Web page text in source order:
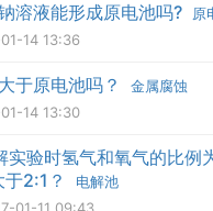
溶液能形成原电池吗?
原
14 13:36
于原电池吗？
金属腐蚀
14 13:30
实验时氢气和氧气的比例
2:1？
电解池